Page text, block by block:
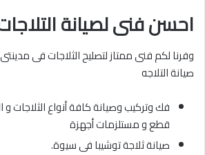
احسن فنى لصيانة
وفرنا لكم فنى ممتاز لتصليح الثلاجات فى
صيانة التلاجه
فك وتركيب وصيانة كافة أنواع الثلاجات
قطع و مستلزمات أجهزة
صيانة ثلاجة توشيبا فى سيوة.